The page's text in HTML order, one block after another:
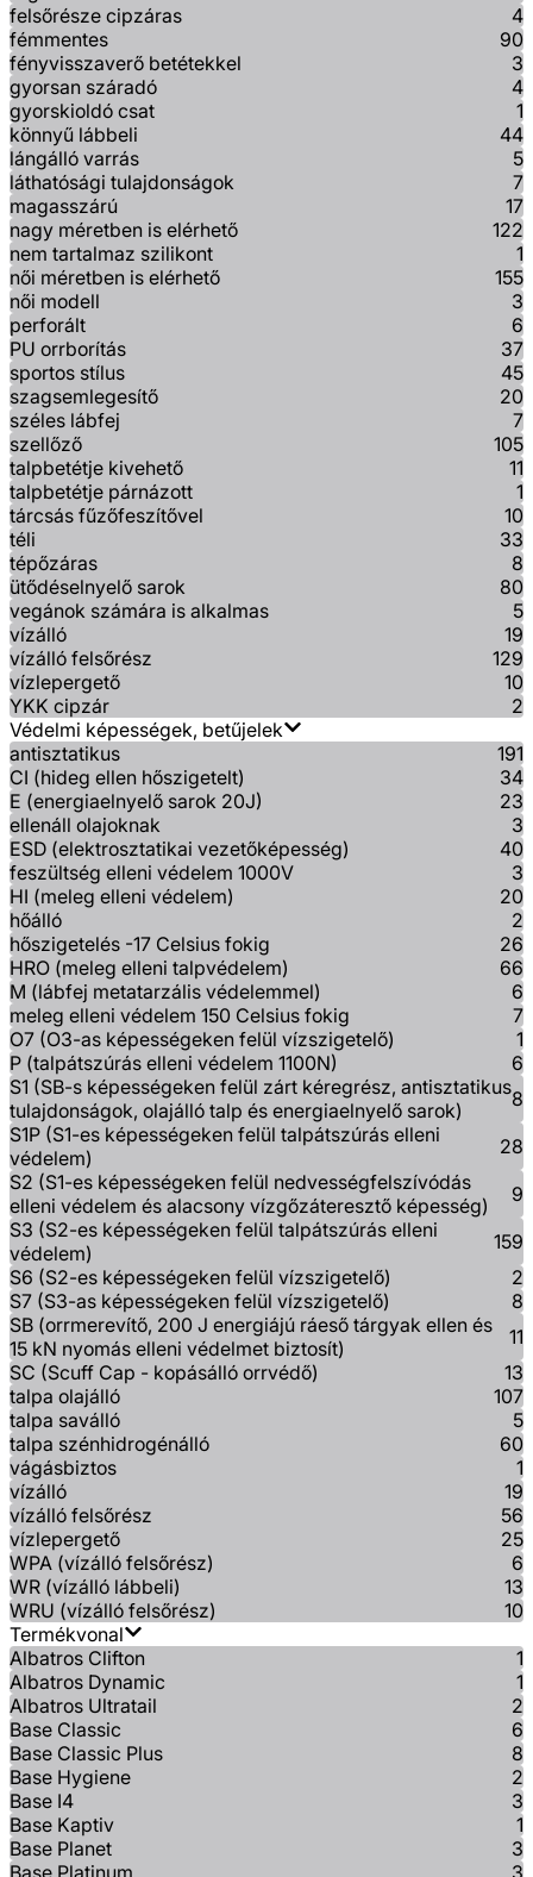
felsőrésze cipzáras
4
fémmentes
90
fényvisszaverő betétekkel
3
gyorsan száradó
4
gyorskioldó csat
1
könnyű lábbeli
44
lángálló varrás
5
láthatósági tulajdonságok
7
magasszárú
17
nagy méretben is elérhető
122
nem tartalmaz szilikont
1
női méretben is elérhető
155
női modell
3
perforált
6
PU orrborítás
37
sportos stílus
45
szagsemlegesítő
20
széles lábfej
7
szellőző
105
talpbetétje kivehető
11
talpbetétje párnázott
1
tárcsás fűzőfeszítővel
10
téli
33
tépőzáras
8
ütődéselnyelő sarok
80
vegánok számára is alkalmas
5
vízálló
19
vízálló felsőrész
129
vízlepergető
10
YKK cipzár
2
Védelmi képességek, betűjelek
antisztatikus
191
CI (hideg ellen hőszigetelt)
34
E (energiaelnyelő sarok 20J)
23
ellenáll olajoknak
3
ESD (elektrosztatikai vezetőképesség)
40
feszültség elleni védelem 1000V
3
HI (meleg elleni védelem)
20
hőálló
2
hőszigetelés -17 Celsius fokig
26
HRO (meleg elleni talpvédelem)
66
M (lábfej metatarzális védelemmel)
6
meleg elleni védelem 150 Celsius fokig
7
O7 (O3-as képességeken felül vízszigetelő)
1
P (talpátszúrás elleni védelem 1100N)
6
S1 (SB-s képességeken felül zárt kéregrész, antisztatikus
tulajdonságok, olajálló talp és energiaelnyelő sarok)
8
S1P (S1-es képességeken felül talpátszúrás elleni
védelem)
28
S2 (S1-es képességeken felül nedvességfelszívódás
elleni védelem és alacsony vízgőzáteresztő képesség)
9
S3 (S2-es képességeken felül talpátszúrás elleni
védelem)
159
S6 (S2-es képességeken felül vízszigetelő)
2
S7 (S3-as képességeken felül vízszigetelő)
8
SB (orrmerevítő, 200 J energiájú ráeső tárgyak ellen és
15 kN nyomás elleni védelmet biztosít)
11
SC (Scuff Cap - kopásálló orrvédő)
13
talpa olajálló
107
talpa saválló
5
talpa szénhidrogénálló
60
vágásbiztos
1
vízálló
19
vízálló felsőrész
56
vízlepergető
25
WPA (vízálló felsőrész)
6
WR (vízálló lábbeli)
13
WRU (vízálló felsőrész)
10
Termékvonal
Albatros Clifton
1
Albatros Dynamic
1
Albatros Ultratail
2
Base Classic
6
Base Classic Plus
8
Base Hygiene
2
Base I4
3
Base Kaptiv
1
Base Planet
3
Base Platinum
3